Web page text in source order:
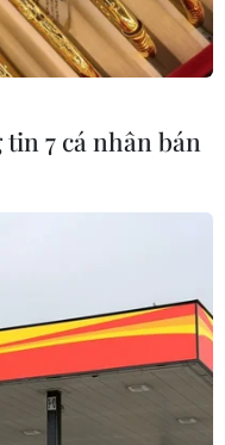
7 cá nhân bán